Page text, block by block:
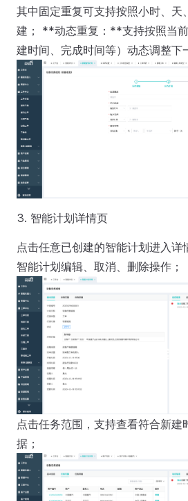
其中固定重复可支持按照小时、天
建； **动态重复：**支持按照当
建时间、完成时间等）动态调整下
智能计划详情页
点击任意已创建的智能计划进入详
智能计划编辑、取消、删除操作；
点击任务范围，支持查看符合新建
据；